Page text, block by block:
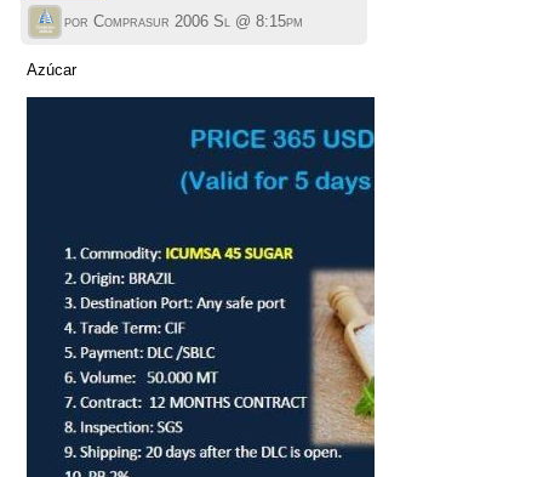
por Comprasur 2006 Sl @ 8:15pm
Azúcar